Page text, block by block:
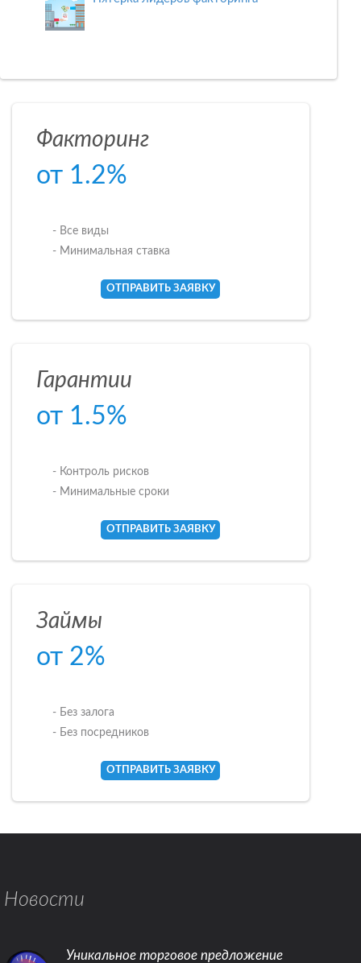
Факторинг
от 1.2%
- Все виды
- Минимальная ставка
ОТПРАВИТЬ ЗАЯВКУ
Гарантии
от 1.5%
- Контроль рисков
- Минимальные сроки
ОТПРАВИТЬ ЗАЯВКУ
Займы
от 2%
- Без залога
- Без посредников
ОТПРАВИТЬ ЗАЯВКУ
Новости
Уникальное торговое предложение